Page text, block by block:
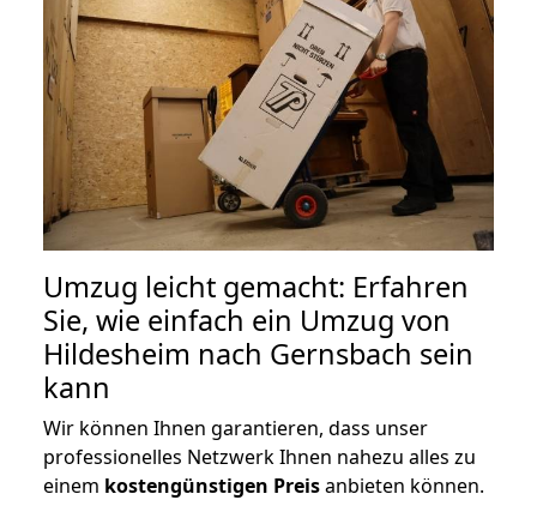
Umzug leicht gemacht: Erfahren
Sie, wie einfach ein Umzug von
Hildesheim nach Gernsbach sein
kann
Wir können Ihnen garantieren, dass unser
professionelles Netzwerk Ihnen nahezu alles zu
einem kostengünstigen Preisanbieten können.